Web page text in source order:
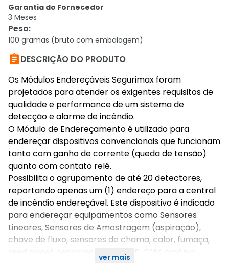
Garantia do Fornecedor
3 Meses
Peso:
100 gramas (bruto com embalagem)
DESCRIÇÃO DO PRODUTO
Os Módulos Endereçáveis Segurimax foram
projetados para atender os exigentes requisitos de
qualidade e performance de um sistema de
detecção e alarme de incêndio.
O Módulo de Endereçamento é utilizado para
endereçar dispositivos convencionais que funcionam
tanto com ganho de corrente (queda de tensão)
quanto com contato relé.
Possibilita o agrupamento de até 20 detectores,
reportando apenas um (1) endereço para a central
de incêndio endereçável. Este dispositivo é indicado
para endereçar equipamentos como Sensores
Lineares, Sensores de Amostragem (aspiração),
chave de fluxo, sensores de chama, calor, fumaça,
reed sweet, sensores de gás GLP, GNV, amônia,
ver mais